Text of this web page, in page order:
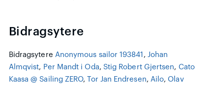
Bidragsytere
Bidragsytere Anonymous sailor 193841 , Johan
Almqvist, Per Mandt i Oda, Stig Robert Gjertsen, Cato
Kaasa @ Sailing ZERO, Tor Jan Endresen, Ailo,Olav